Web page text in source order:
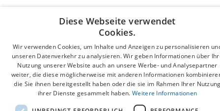
2 gloves – 48,90 €
3 gloves – 69,90 €
Diese Webseite verwendet
Cookies.
Wir verwenden Cookies, um Inhalte und Anzeigen zu personalisieren
unseren Datenverkehr zu analysieren. Wir geben Informationen über
Nutzung unserer Website auch an unsere Werbe- und Analysepartner
weiter, die diese möglicherweise mit anderen Informationen
die Sie ihnen bereitgestellt haben oder die sie im Rahmen Ihrer
ihrer Dienste gesammelt haben. Weitere Informationen